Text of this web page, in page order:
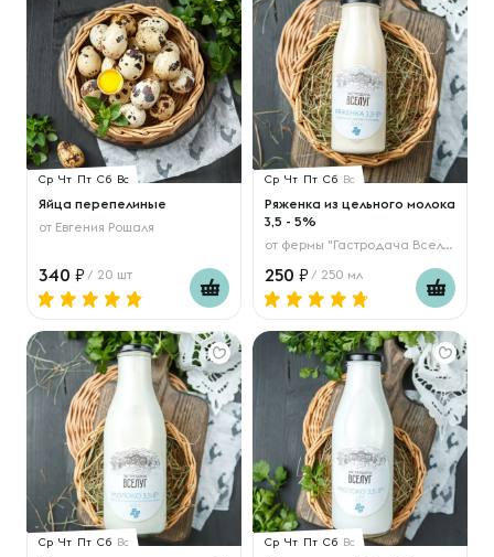
Ср Чт Пт Сб Вс
Яйца перепелиные
от Евгения Рошаля
340 / 20 шт
Ср Чт Пт Сб Вс
Ряженка из цельного молока
3,5 - 5%
от фермы "Гастродача Вселуг"
250 / 250 мл
Ср Чт Пт Сб Вс Ср Чт Пт Сб Вс